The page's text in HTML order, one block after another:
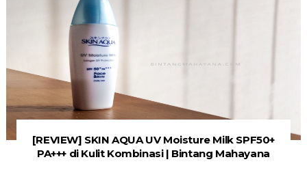
[REVIEW] SKIN AQUA UV Moisture Milk SPF50+
PA+++ di Kulit Kombinasi | Bintang Mahayana